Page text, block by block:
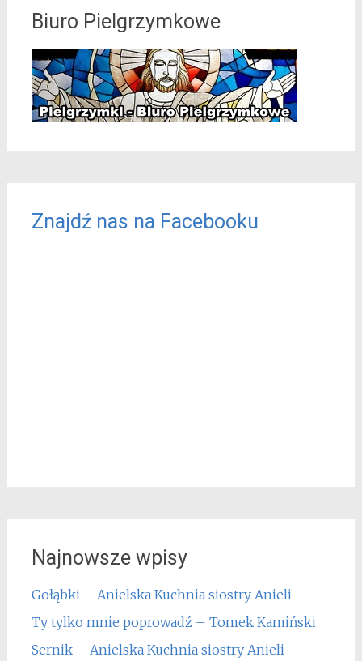
Biuro Pielgrzymkowe
Znajdź nas na Facebooku
Najnowsze wpisy
Gołąbki – Anielska Kuchnia siostry Anieli
Ty tylko mnie poprowadź – Tomek Kamiński
Sernik – Anielska Kuchnia siostry Anieli